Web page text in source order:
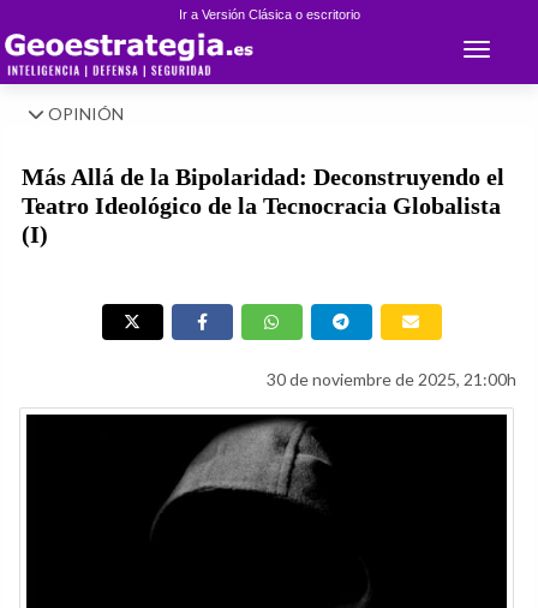
Ir a Versión Clásica o escritorio
Toggle
OPINIÓN
Más Allá de la Bipolaridad: Deconstruyendo el
Teatro Ideológico de la Tecnocracia Globalista
(I)
30 de noviembre de 2025, 21:00h